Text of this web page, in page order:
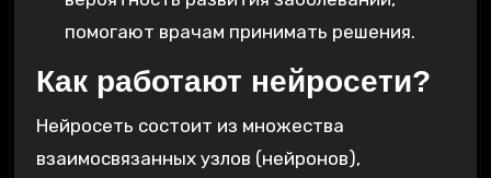
помогают врачам принимать решения.
Как работают нейросети?
Нейросеть состоит из множества
взаимосвязанных узлов (нейронов),